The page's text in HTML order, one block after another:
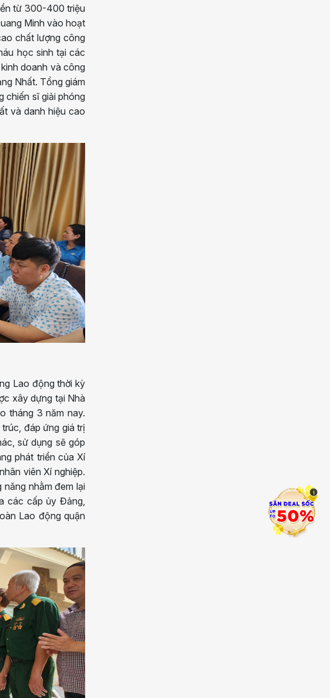
từ 300-400 triệu
Minh vào hoạt
chất lượng công
học sinh tại các
doanh và công
Nhất. Tổng giám
chiến sĩ giải phóng
và danh hiệu cao
Lao động thời kỳ
xây dựng tại Nhà
tháng 3 năm nay.
đáp ứng giá trị
sử dụng sẽ góp
phát triển của Xí
viên Xí nghiệp.
nhằm đem lại
các cấp ủy Đảng,
Lao động quận
i